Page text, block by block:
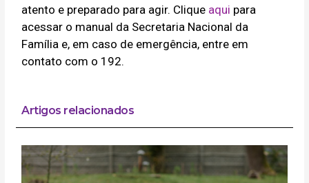
atento e preparado para agir. Clique aqui para
acessar o manual da Secretaria Nacional da
Família e, em caso de emergência, entre em
contato com o 192.
Artigos relacionados